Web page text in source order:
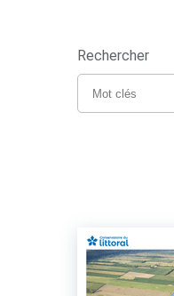
Rechercher